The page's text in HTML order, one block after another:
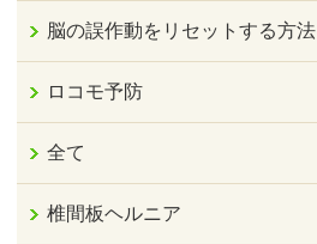
脳の誤作動をリセットする方法
ロコモ予防
全て
椎間板ヘルニア